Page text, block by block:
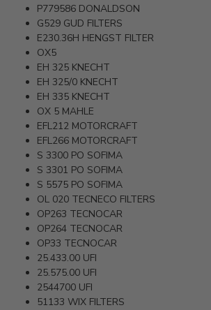
P779586 DONALDSON
G529 GUD FILTERS
E230.36H HENGST FILTER
OX5
EH 325 KNECHT
EH 325/0 KNECHT
EH 335 KNECHT
OX 5 MAHLE
EFL212 MOTORCRAFT
EFL266 MOTORCRAFT
S 3300 PO SOFIMA
S 3301 PO SOFIMA
S 5575 PO SOFIMA
OL 020 TECNECO FILTERS
OP263 TECNOCAR
OP264 TECNOCAR
OP33 TECNOCAR
25.433.00 UFI
25.575.00 UFI
2544700 UFI
51133 WIX FILTERS